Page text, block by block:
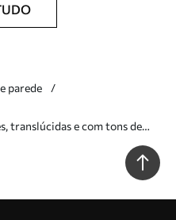
parede
translúcidas e com tons de
e flores mais pequenas